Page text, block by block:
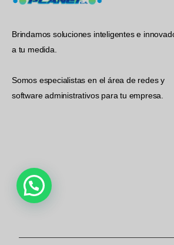
Brindamos soluciones inteligentes e
a tu medida.
Somos especialistas en el área de redes y
software administrativos para tu empresa.